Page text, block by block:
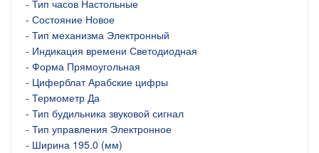
- Тип часов Настольные
- Состояние Новое
- Тип механизма Электронный
- Индикация времени Светодиодная
- Форма Прямоугольная
- Циферблат Арабские цифры
- Термометр Да
- Тип будильника звуковой сигнал
- Тип управления Электронное
- Ширина 195.0 (мм)